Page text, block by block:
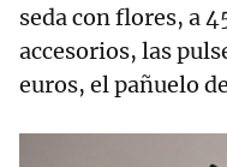
seda con flores, a
accesorios, las
euros, el pañuelo